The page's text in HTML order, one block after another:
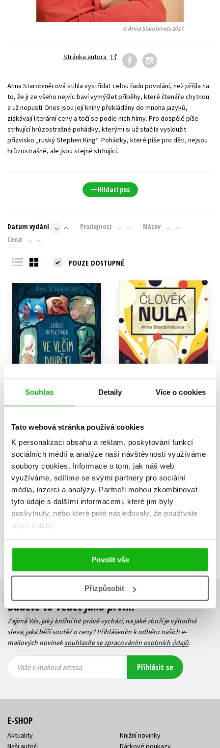
Souhlas Detaily Více o cookies
Tato webová stránka používá cookies
K personalizaci obsahu a reklam, poskytování funkcí
sociálních médií a analýze naší návštěvnosti využíváme
soubory cookies. Informace o tom, jak náš web
využíváme, sdílíme se svými partnery pro sociální
média, inzerci a analýzy. Partneři mohou zkombinovat
tyto údaje s dalšími informacemi, které jim byly
poskytnuty, nebo které poté následovaly, že používáte
jejich služby.
Povolit vše
Přizpůsobit
Young adult (SK)
Zahraniční literatura Zdraví a životní styl
© Anna Starobinets 2017
Stránka autora
Anna Starobiněcová stihla vystřídat celou řadu povolání, než přišla na
to, že ji ze všeho nejvíc baví vymýšlet příběhy, které čtenáře chytnou
a už nepustí. Dnes jsou její knihy překládány do mnoha jazyků,
získávají literární ceny a točí se podle nich filmy. Pro dospělé píše
strhující hrůzostrašné pohádky, kterými si už stačila vysloužit
přízvisko „ruský Stephen King“. Pohádky, které píše pro děti, nejsou
hrůzostrašné, ale jsou stejně strhující.
Hlídací pes
Datum vydání Prodejnost
Název
Cena
POUZE DOSTUPNÉ
Zvířecí detektivka – Ve
vlčím doupěti
199 Kč249 Kč
Do košíku
Anna Starobiněcová
311 Kč 389 Kč
Do košíku
Předchozí 1 Další
Budete to vědět jako první!
Zajímá Vás, jaký knižní hit právě vychází, na jaké zboží je výhodná
sleva, jaká běží soutěž o ceny? Přihlášením k odběru našich e-
mailových novineksouhlasíte se zpracováním osobních údajů.
mailová
mailová
Vaše e-mailová adresa Přihlásit se
E-SHOP
Aktuality
Naši autoři
Knižní novinky
Dárkové poukazy